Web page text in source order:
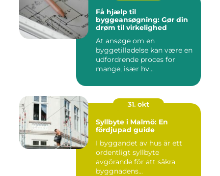
Få hjælp til
byggeansøgning: Gør din
drøm til virkelighed
At ansøge om en
byggetilladelse kan være en
udfordrende proces for
mange, især hv...
31. okt
Syllbyte i Malmö: En
fördjupad guide
I byggandet av hus är ett
ordentligt syllbyte
avgörande för att säkra
byggnadens...